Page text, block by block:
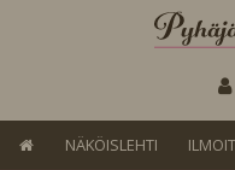
NÄKÖISLEHTI